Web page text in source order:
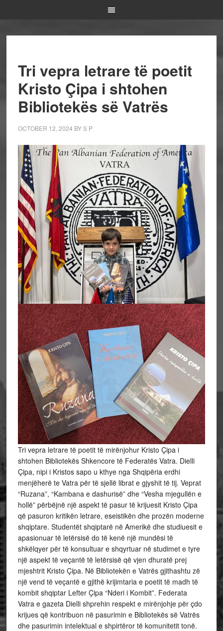
Tri vepra letrare të poetit
Kristo Çipa i shtohen
Bibliotekës së Vatrës
OCTOBER 12, 2024 BYS P
Tri vepra letrare të poetit të mirënjohur Kristo Çipa i
shtohen Bibliotekës Shkencore të Federatës Vatra. Dielli
Çipa, nipi i Kristos sapo u kthye nga Shqipëria erdhi
menjëherë te Vatra për të sjellë librat e gjyshit të tij. Veprat
“Ruzana”, “Kambana e dashurisë” dhe “Vesha mjegullën e
hollë” përbëjnë një aspekt të pasur të krijuesit Kristo Çipa
që pasuron kritikën letrare, eseistikën dhe prozën moderne
shqiptare. Studentët shqiptarë në Amerikë dhe studiuesit e
apasionuar të letërsisë do të kenë një mundësi të
shkëlqyer për të konsultuar e shqyrtuar në studimet e tyre
një aspekt të veçantë të letërsisë që vjen dhuratë prej
mjeshtrit Kristo Çipa. Në Bibliotekën e Vatrës gjithashtu zë
një vend të veçantë e gjithë krijimtaria e poetit të madh të
kombit shqiptar Lefter Çipa “Nderi i Kombit”. Federata
Vatra e gazeta Dielli shprehin respekt e mirënjohje për çdo
krijues që kontribuon në pasurimin e Bibliotekës së Vatrës
dhe pasurimin intelektual e shpirtëror të komunitetit tonë.